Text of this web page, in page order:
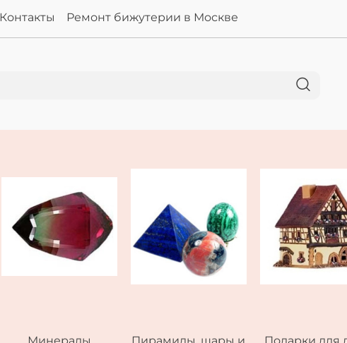
Контакты Ремонт бижутерии в Москве